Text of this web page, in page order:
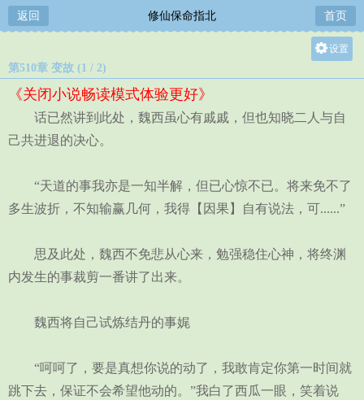
返回 修仙保命指北 首页
设置
中
第510章 变故 (1 / 2)
《关闭小说畅读模式体验更好》
话已然讲到此处，魏西虽心有戚戚，但也知晓二人与自
己共进退的决心。
“天道的事我亦是一知半解，但已心惊不已。将来免不了
多生波折，不知输赢几何，我得【因果】自有说法，可......”
思及此处，魏西不免悲从心来，勉强稳住心神，将终渊
内发生的事裁剪一番讲了出来。
魏西将自己试炼结丹的事娓
“呵呵了，要是真想你说的动了，我敢肯定你第一时间就
跳下去，保证不会希望他动的。”我白了西瓜一眼，笑着说